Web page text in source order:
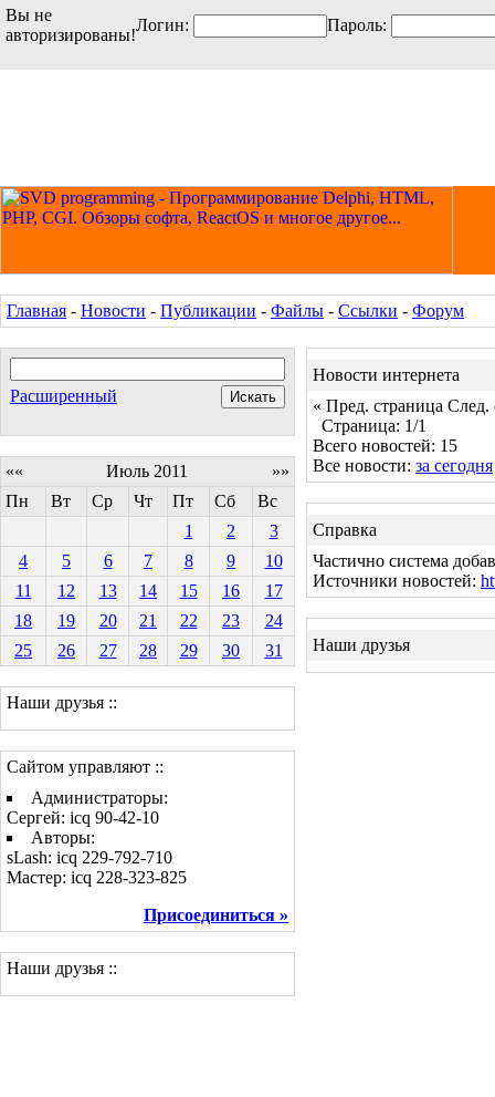
Вы не
авторизированы!
Логин: Пароль:
Главная - Новости - Публикации - Файлы - Ссылки - Форум
Расширенный
«« Июль 2011
»»
Пн
Вт Ср Чт Пт Сб
Вс
1
2
3
4
5 6 7 8 9
10
11
12 13 14 15 16
17
18
19 20 21 22 23
24
25
26 27 28 29 30 31
Наши друзья ::
Сайтом управляют ::
Администраторы:
Сергей: icq 90-42-10
Авторы:
sLash: icq 229-792-710
Мастер: icq 228-323-825
Присоединиться »
Наши друзья ::
Новости интернета
« Пред. страница След.
Страница: 1/1
Всего новостей: 15
Все новости: за сегодня
Справка
Частично система
Источники новостей:
Наши друзья